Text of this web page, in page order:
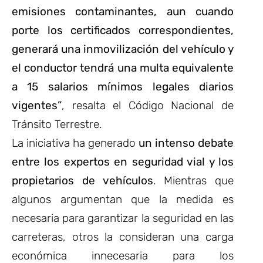
emisiones contaminantes, aun cuando
porte los certificados correspondientes,
generará una inmovilización del vehículo y
el conductor tendrá una multa equivalente
a 15 salarios mínimos legales diarios
vigentes”, resalta el Código Nacional de
Tránsito Terrestre.
La iniciativa ha generado un intenso debate
entre los expertos en seguridad vial y los
propietarios de vehículos. Mientras que
algunos argumentan que la medida es
necesaria para garantizar la seguridad en las
carreteras, otros la consideran una carga
económica innecesaria para los